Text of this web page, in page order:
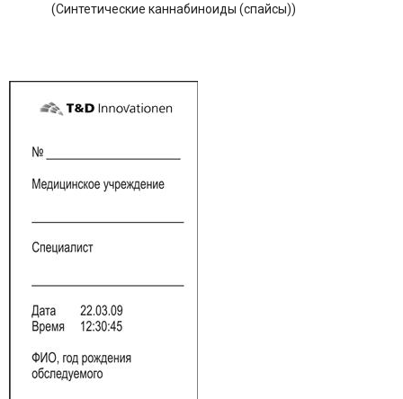
(Синтетические каннабиноиды (спайсы))